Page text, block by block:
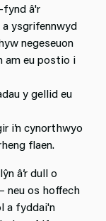
fynd â'r
ysgrifennwyd
negeseuon
am eu postio i
y gellid eu
i’n cynorthwyo
flaen.
â’r dull o
neu os hoffech
a fyddai'n